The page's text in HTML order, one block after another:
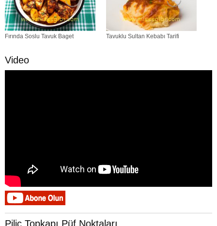
Fırında Soslu Tavuk Baget Tavuklu Sultan Kebabı Tarifi
Video
Piliç Topkapı Püf Noktaları